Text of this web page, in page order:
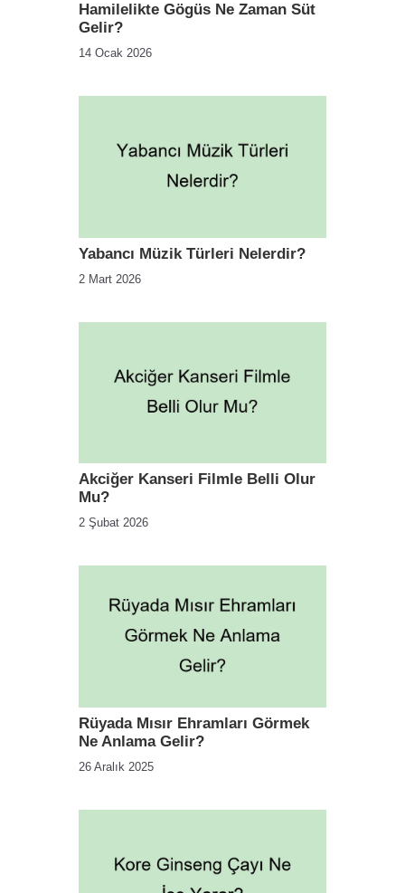
Hamilelikte Gögüs Ne Zaman Süt
Gelir?
14 Ocak 2026
Yabancı Müzik Türleri Nelerdir?
2 Mart 2026
Akciğer Kanseri Filmle Belli Olur
Mu?
2 Şubat 2026
Rüyada Mısır Ehramları Görmek
Ne Anlama Gelir?
26 Aralık 2025